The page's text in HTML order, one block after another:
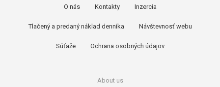
O nás Kontakty Inzercia
Tlačený a predaný náklad denníka Návštevnosť webu
Súťaže Ochrana osobných údajov
About us